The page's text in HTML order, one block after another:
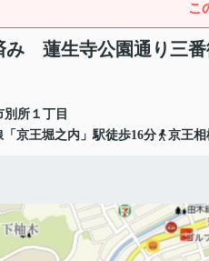
こ
み 蓮生寺公園通り三
別所 １丁目
京王堀之内」駅徒歩16分
京王相